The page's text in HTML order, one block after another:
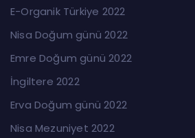
E-Organik Türkiye 2022
Nisa Doğum günü 2022
Emre Doğum günü 2022
İngiltere 2022
Erva Doğum günü 2022
Nisa Mezuniyet 2022